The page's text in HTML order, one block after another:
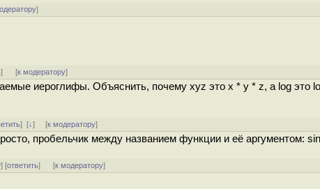
]
] [к модератору]
иероглифы. Объяснить, почему xyz это x * y * z, а log это
][↓] [к модератору]
пробельчик между названием функции и её аргументом:
] [ответить] [к модератору]